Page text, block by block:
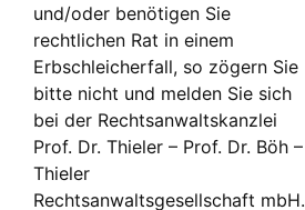
und/oder benötigen Sie
rechtlichen Rat in einem
Erbschleicherfall, so zögern Sie
bitte nicht und melden Sie sich
bei der Rechtsanwaltskanzlei
Prof. Dr. Thieler – Prof. Dr. Böh –
Thieler
Rechtsanwaltsgesellschaft mbH.